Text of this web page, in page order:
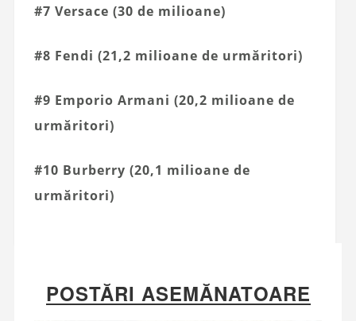
#7 Versace (30 de milioane)
#8 Fendi (21,2 milioane de urmăritori)
#9 Emporio Armani (20,2 milioane de
urmăritori)
#10 Burberry (20,1 milioane de
urmăritori)
POSTĂRI ASEMĂNATOARE